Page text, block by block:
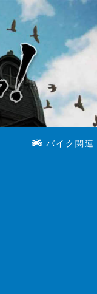
バイク関連